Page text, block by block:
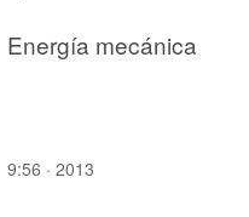
Energía mecánica
9:56 · 2013